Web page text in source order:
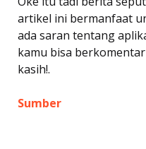
artikel ini bermanfaat
ada saran tentang
kamu bisa
kasih!.
Sumber